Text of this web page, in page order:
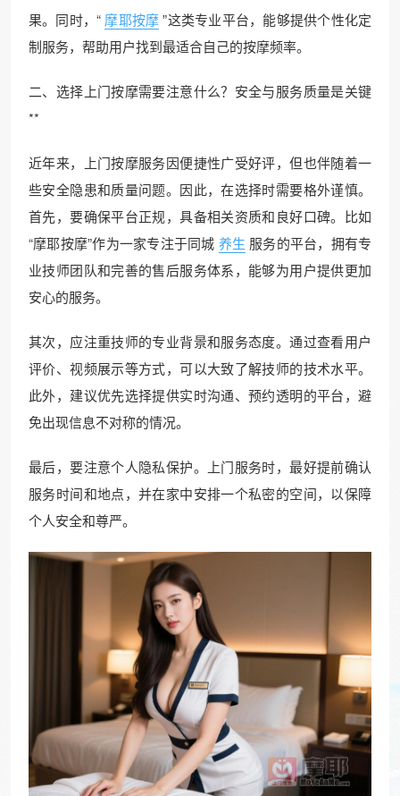
果。同时，“ 摩耶按摩 ”这类专业平台，能够提供个性化定
制服务，帮助用户找到最适合自己的按摩频率。
二、选择上门按摩需要注意什么？安全与服务质量是关键
**
近年来，上门按摩服务因便捷性广受好评，但也伴随着一
些安全隐患和质量问题。因此，在选择时需要格外谨慎。
首先，要确保平台正规，具备相关资质和良好口碑。比如
“摩耶按摩”作为一家专注于同城 养生 服务的平台，拥有专
业技师团队和完善的售后服务体系，能够为用户提供更加
安心的服务。
其次，应注重技师的专业背景和服务态度。通过查看用户
评价、视频展示等方式，可以大致了解技师的技术水平。
此外，建议优先选择提供实时沟通、预约透明的平台，避
免出现信息不对称的情况。
最后，要注意个人隐私保护。上门服务时，最好提前确认
服务时间和地点，并在家中安排一个私密的空间，以保障
个人安全和尊严。